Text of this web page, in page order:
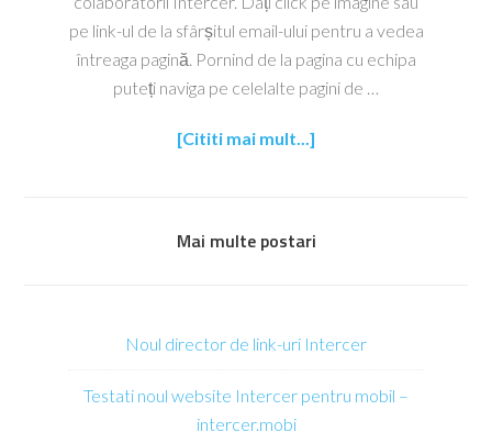
pe link-ul de la sfârșitul email-ului pentru a vedea
întreaga pagină. Pornind de la pagina cu echipa
puteți naviga pe celelalte pagini de …
[Cititi mai mult...]
Mai multe postari
Noul director de link-uri Intercer
Testati noul website Intercer pentru mobil –
intercer.mobi